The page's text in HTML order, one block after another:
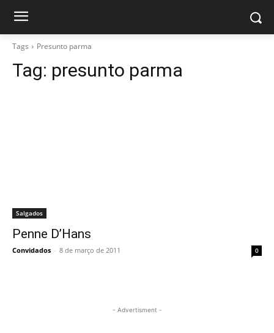
Tags Presunto parma
Tag: presunto parma
Salgados
Penne D’Hans
Convidados - 8 de março de 2011 0
- Advertisment -